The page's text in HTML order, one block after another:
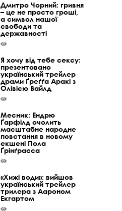
Дмитро Чорний: гривня
– це не просто гроші,
а символ нашої
свободи та
державності
Я хочу від тебе сексу:
презентовано
український трейлер
драми Ґреґґа Аракі з
Олівією Вайлд
Месник: Ендрю
Ґарфілд очолить
масштабне народне
повстання в новому
екшені Пола
Ґрінґрасса
«Хижі води»: вийшов
український трейлер
трилера з Аароном
Екгартом